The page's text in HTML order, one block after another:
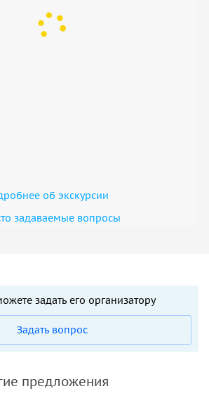
об экскурсии
задаваемые вопросы
задать его организатору
Задать вопрос
предложения